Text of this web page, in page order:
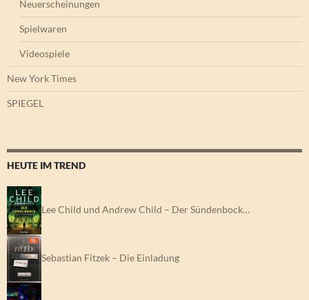
Neuerscheinungen
Spielwaren
Videospiele
New York Times
SPIEGEL
HEUTE IM TREND
Lee Child und Andrew Child – Der Sündenbock…
Sebastian Fitzek – Die Einladung